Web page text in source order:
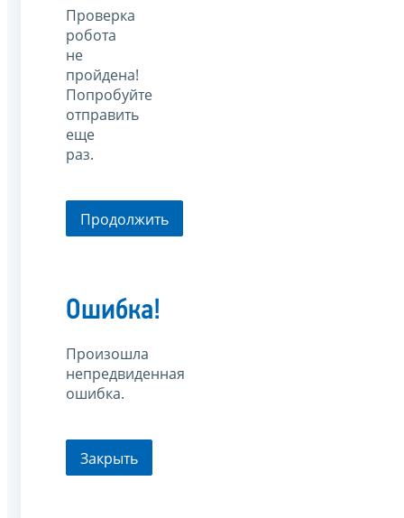
Проверка
робота
не
пройдена!
Попробуйте
отправить
еще
раз.
Продолжить
Ошибка!
Произошла
непредвиденная
ошибка.
Закрыть